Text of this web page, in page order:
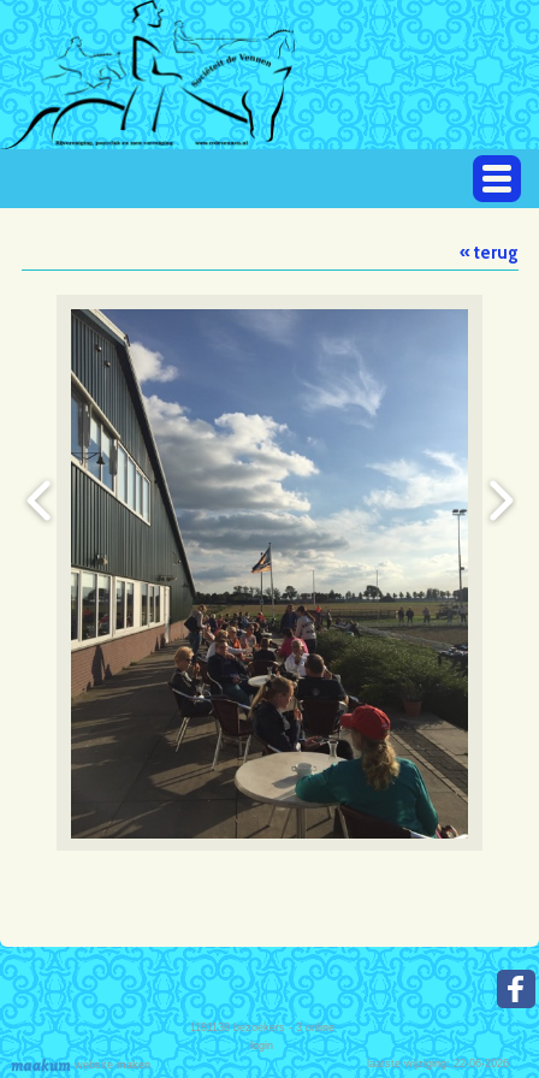
« terug
website maken
1181138bezoekers - 3 online
login
laatste wijziging: 22-06-2026